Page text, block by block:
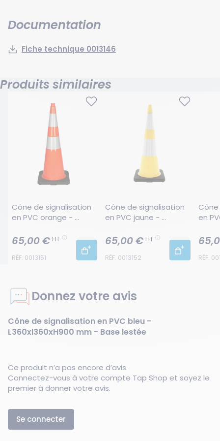
Documentation
Fiche technique 0013146
Produits similaires
Cône de signalisation
en PVC orange -
Base lestée
RÉF. 0013151
65,00 € HT
Cône de signalisation
en PVC jaune -
Base lestée
RÉF. 0013152
65,00 € HT
en
Base
RÉF.
Donnez votre avis
Cône de signalisation en PVC bleu -
L360xl360xH900 mm - Base lestée
Ce produit n’a pas encore d’avis.
Connectez-vous à votre compte Tap Shop et soyez le
premier à donner votre avis.
Se connecter